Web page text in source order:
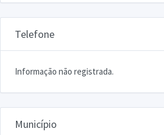
Telefone
Informação não registrada.
Município